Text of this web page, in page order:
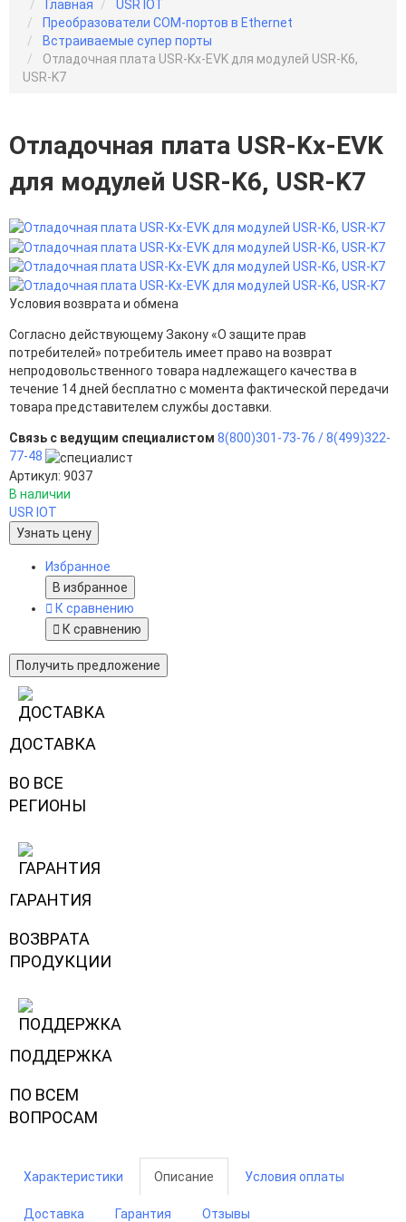
Главная
USR IOT
Преобразователи COM-портов в Ethernet
Встраиваемые супер порты
Отладочная плата USR-Kx-EVK для модулей USR-K6,
USR-K7
Отладочная плата USR-Kx-EVK
для модулей USR-K6, USR-K7
Условия возврата и обмена
Согласно действующему Закону «О защите прав
потребителей» потребитель имеет право на возврат
непродовольственного товара надлежащего качества в
течение 14 дней бесплатно с момента фактической передачи
товара представителем службы доставки.
Связь с ведущим специалистом 8(800)301-73-76 /8(499)322-
77-48
Артикул: 9037
В наличии
USR IOT
Узнать цену
Избранное
В избранное
К сравнению
К сравнению
Получить предложение
ДОСТАВКА
ВО ВСЕ
РЕГИОНЫ
ГАРАНТИЯ
ВОЗВРАТА
ПРОДУКЦИИ
ПОДДЕРЖКА
ПО ВСЕМ
ВОПРОСАМ
Характеристики Описание Условия оплаты
Доставка Гарантия
Отзывы